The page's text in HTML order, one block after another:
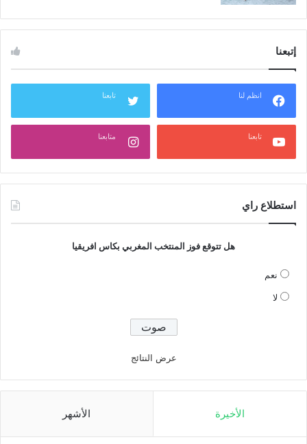
إتبعنا
انظم لنا تابعنا
تابعنا متابعنا
استطلاع راي
هل تتوقع فوز المنتخب المغربي بكاس افريقيا
نعم
لا
عرض النتائج
الأخيرة الأشهر